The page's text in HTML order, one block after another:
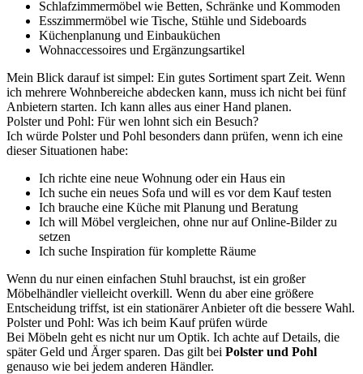
Schlafzimmermöbel wie Betten, Schränke und Kommoden
Esszimmermöbel wie Tische, Stühle und Sideboards
Küchenplanung und Einbauküchen
Wohnaccessoires und Ergänzungsartikel
Mein Blick darauf ist simpel: Ein gutes Sortiment spart Zeit. Wenn
ich mehrere Wohnbereiche abdecken kann, muss ich nicht bei fünf
Anbietern starten. Ich kann alles aus einer Hand planen.
Polster und Pohl: Für wen lohnt sich ein Besuch?
Ich würde Polster und Pohl besonders dann prüfen, wenn ich eine
dieser Situationen habe:
Ich richte eine neue Wohnung oder ein Haus ein
Ich suche ein neues Sofa und will es vor dem Kauf testen
Ich brauche eine Küche mit Planung und Beratung
Ich will Möbel vergleichen, ohne nur auf Online-Bilder zu
setzen
Ich suche Inspiration für komplette Räume
Wenn du nur einen einfachen Stuhl brauchst, ist ein großer
Möbelhändler vielleicht overkill. Wenn du aber eine größere
Entscheidung triffst, ist ein stationärer Anbieter oft die bessere Wahl.
Polster und Pohl: Was ich beim Kauf prüfen würde
Bei Möbeln geht es nicht nur um Optik. Ich achte auf Details, die
später Geld und Ärger sparen. Das gilt bei Polster und Pohl
genauso wie bei jedem anderen Händler.